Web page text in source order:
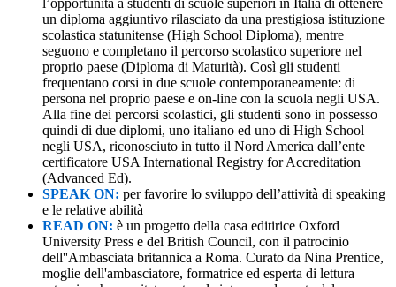
l’opportunità a studenti di scuole superiori in Italia di ottenere
un diploma aggiuntivo rilasciato da una prestigiosa istituzione
scolastica statunitense (High School Diploma), mentre
seguono e completano il percorso scolastico superiore nel
proprio paese (Diploma di Maturità). Così gli studenti
frequentano corsi in due scuole contemporaneamente: di
persona nel proprio paese e on-line con la scuola negli USA.
Alla fine dei percorsi scolastici, gli studenti sono in possesso
quindi di due diplomi, uno italiano ed uno di High School
negli USA, riconosciuto in tutto il Nord America dall’ente
certificatore USA International Registry for Accreditation
(Advanced Ed).
SPEAK ON: per favorire lo sviluppo dell’attività di speaking
e le relative abilità
READ ON: è un progetto della casa editirice Oxford
University Press e del British Council, con il patrocinio
dell''Ambasciata britannica a Roma. Curato da Nina Prentice,
moglie dell'ambasciatore, formatrice ed esperta di lettura